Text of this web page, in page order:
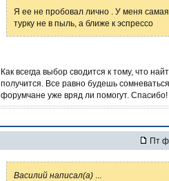
Я ее не пробовал лично . У меня
турку не в пыль, а ближе к эспрессо
Как всегда выбор сводится к тому, что
получится. Все равно будешь
форумчане уже вряд ли помогут. Спасибо!
Пт
Вaсилий написал(а)